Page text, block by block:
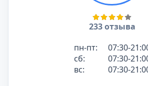
233 отзыва
пн-пт:
07:30-
сб:
07:30-
вс:
07:30-